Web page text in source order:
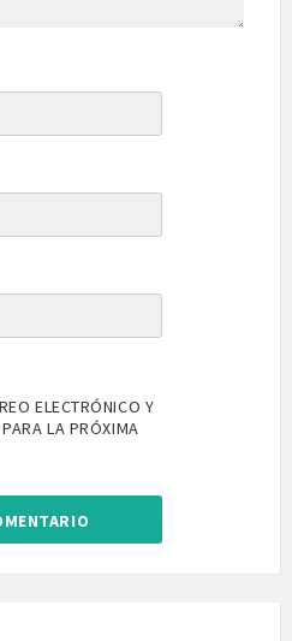
ELECTRÓNICO Y
LA PRÓXIMA